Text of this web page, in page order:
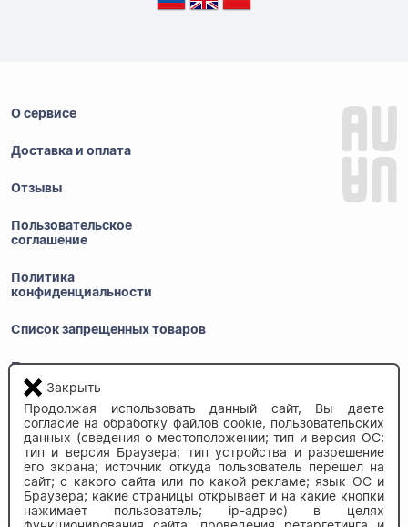
О сервисе
Доставка и оплата
Отзывы
Пользовательское
соглашение
Политика
конфиденциальности
Список запрещенных товаров
Помощь
Контакты
8 (800) 350-83-37
Бесплатно по России
Закрыть
Продолжая использовать данный сайт, Вы даете
согласие на обработку файлов cookie, пользовательских
данных (сведения о местоположении; тип и версия ОС;
тип и версия Браузера; тип устройства и разрешение
его экрана; источник откуда пользователь перешел на
сайт; с какого сайта или по какой рекламе; язык ОС и
Браузера; какие страницы открывает и на какие кнопки
нажимает пользователь; ip-адрес) в целях